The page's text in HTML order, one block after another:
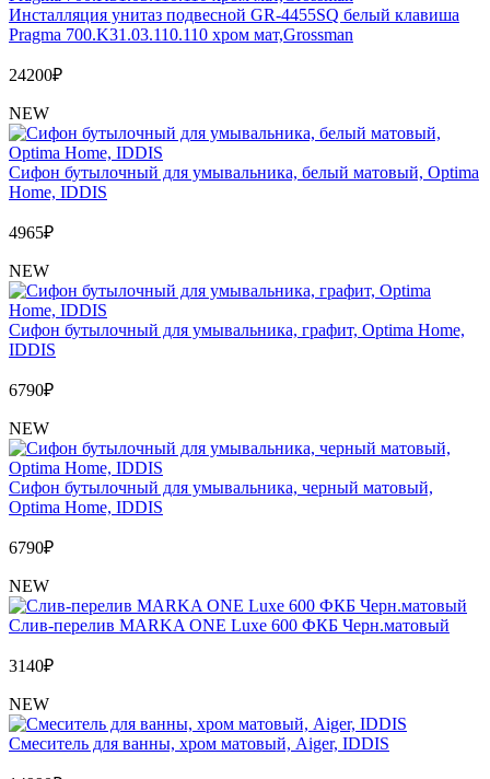
Инсталляция унитаз подвесной GR-4455SQ белый клавиша
Pragma 700.K31.03.110.110 хром мат,Grossman
24200₽
NEW
Сифон бутылочный для умывальника, белый матовый, Optima
Home, IDDIS
4965₽
NEW
Сифон бутылочный для умывальника, графит, Optima Home,
IDDIS
6790₽
NEW
Сифон бутылочный для умывальника, черный матовый,
Optima Home, IDDIS
6790₽
NEW
Слив-перелив MARKA ONE Luxe 600 ФКБ Черн.матовый
3140₽
NEW
Cмеситель для ванны, хром матовый, Aiger, IDDIS